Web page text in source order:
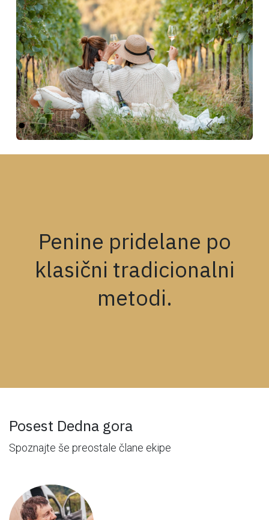
Nazaj Naprej
Penine pridelane po
klasični tradicionalni
metodi.
Posest Dedna gora
Spoznajte še preostale člane ekipe